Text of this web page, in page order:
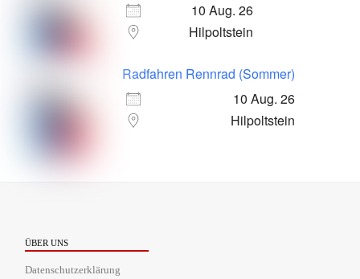
10 Aug. 26
Hilpoltstein
Radfahren Rennrad (Sommer)
10 Aug. 26
Hilpoltstein
ÜBER UNS
Datenschutzerklärung